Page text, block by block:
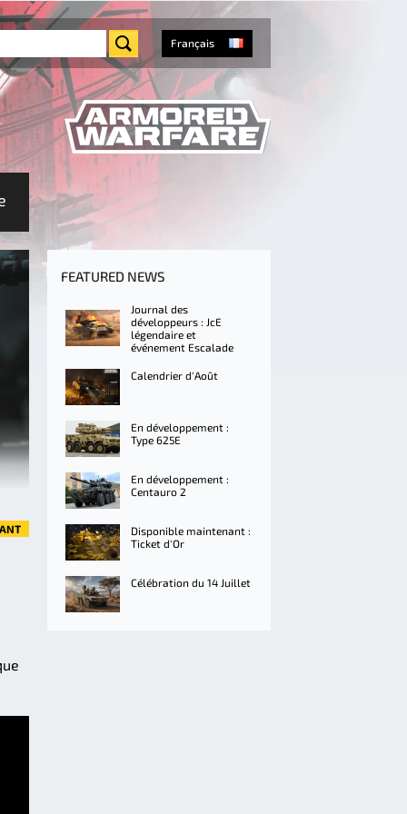
Français
FEATURED NEWS
Journal des
développeurs : JcE
légendaire et
événement Escalade
Calendrier d'Août
En développement :
Type 625E
En développement :
Centauro 2
Disponible maintenant :
Ticket d'Or
Célébration du 14 Juillet